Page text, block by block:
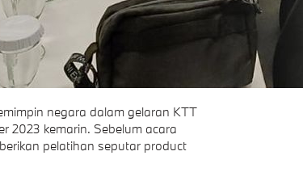
negara dalam gelaran KTT
2023 kemarin. Sebelum acara
pelatihan seputar product